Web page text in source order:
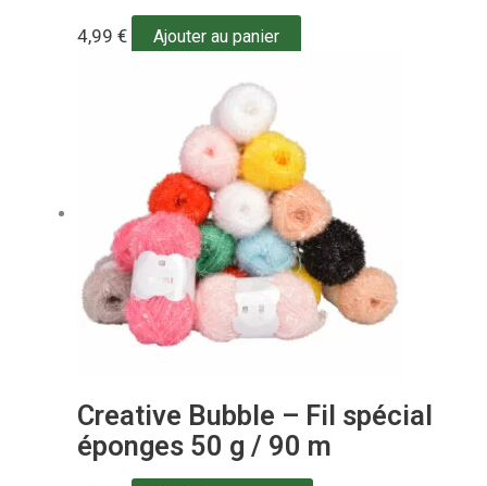
4,99 € Ajouter au panier
Creative Bubble – Fil spécial
éponges 50 g / 90 m